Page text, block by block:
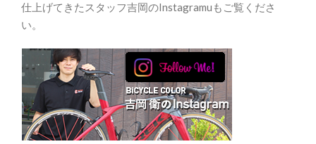
仕上げてきたスタッフ吉岡のInstagramuもご覧くださ
い。